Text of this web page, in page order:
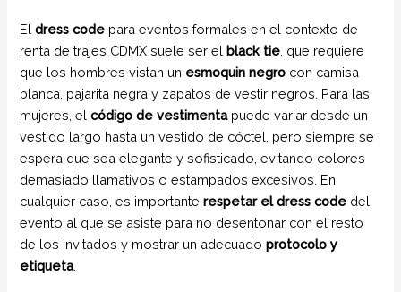
Eldress code para eventos formales en el contexto de
renta de trajes CDMX suele ser elblack tie , que requiere
que los hombres vistan un esmoquin negro con camisa
blanca, pajarita negra y zapatos de vestir negros. Para las
mujeres, elcódigo de vestimentapuede variar desde un
vestido largo hasta un vestido de cóctel, pero siempre se
espera que sea elegante y sofisticado, evitando colores
demasiado llamativos o estampados excesivos. En
cualquier caso, es importanterespetar el dress code del
evento al que se asiste para no desentonar con el resto
de los invitados y mostrar un adecuadoprotocolo y
etiqueta.